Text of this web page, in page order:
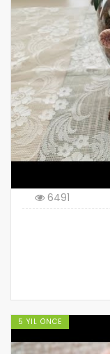
6491
5 YIL ÖNCE